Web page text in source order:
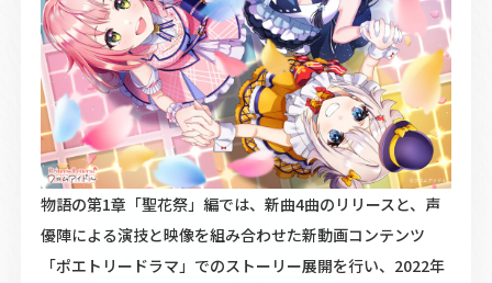
Official Twitter
物語の第1章「聖花祭」編では、新曲4曲のリリースと、声
優陣による演技と映像を組み合わせた新動画コンテンツ
「ポエトリードラマ」でのストーリー展開を行い、2022年